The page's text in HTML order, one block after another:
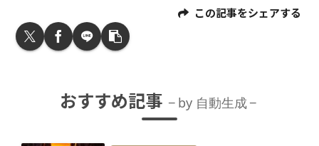
この記事をシェアする
おすすめ記事 by 自動生成